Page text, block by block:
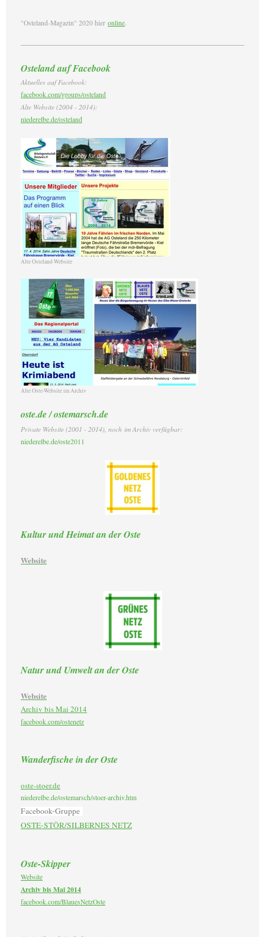
"Osteland-Magazin" 2020 hier online.
Osteland auf Facebook
Aktuelles auf Facebook:
facebook.com/groups/osteland
Alte Website (2004 - 2014):
niederelbe.de/osteland
Alte Osteland-Website
Alte Oste-Website im Archiv
oste.de / ostemarsch.de
Private Website (2001 - 2014), noch im Archiv verfügbar:
niederelbe.de/oste2011
Kultur und Heimat an der Oste
Website
Natur und Umwelt an der Oste
Website
Archiv bis Mai 2014
facebook.com/ostenetz
Wanderfische in der Oste
oste-stoer.de
niederelbe.de/ostemarsch/stoer-archiv.htm
Facebook-Gruppe
OSTE-STÖR/SILBERNES NETZ
Oste-Skipper
Website
Archiv bis Mai 2014
facebook.com/BlauesNetzOste